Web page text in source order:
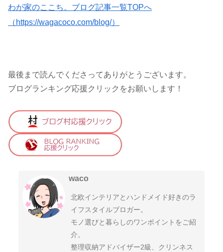
わが家のここち。ブログ記事一覧TOPへ
（https://wagacoco.com/blog/）
最後まで読んでくださってありがとうございます。
ブログランキング応援クリックをお願いします！
waco
北欧インテリアとハンドメイド好きのラ
イフスタイルブロガー。
モノ選びと暮らしのワンポイントをご紹
介。
整理収納アドバイザー2級、クリンネス